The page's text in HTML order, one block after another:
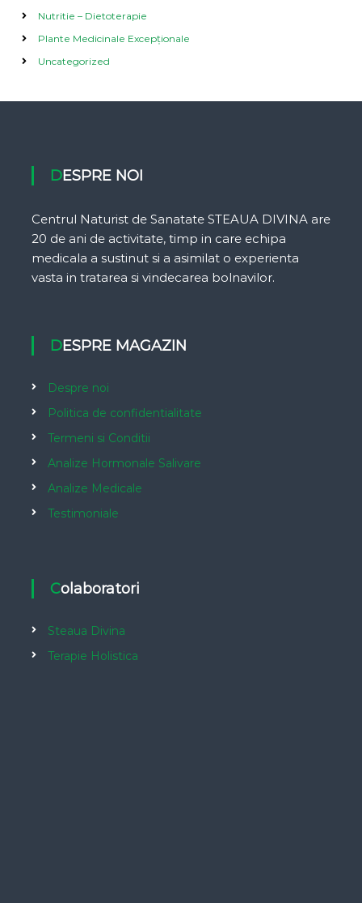
Nutritie – Dietoterapie
Plante Medicinale Excepționale
Uncategorized
DESPRE NOI
Centrul Naturist de Sanatate STEAUA DIVINA are
20 de ani de activitate, timp in care echipa
medicala a sustinut si a asimilat o experienta
vasta in tratarea si vindecarea bolnavilor.
DESPRE MAGAZIN
Despre noi
Politica de confidentialitate
Termeni si Conditii
Analize Hormonale Salivare
Analize Medicale
Testimoniale
Colaboratori
Steaua Divina
Terapie Holistica